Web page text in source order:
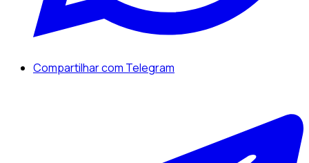
Compartilhar com Telegram